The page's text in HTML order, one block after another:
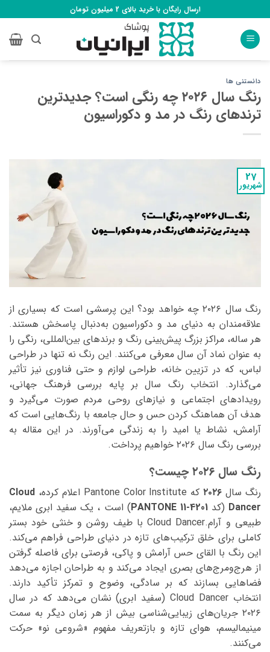
to
content
ارسال رایگان با خرید بالای 2 میلیون تومان
دانستنی ها
رنگ سال ۲۰۲۶ چه رنگی است؟ جدیدترین
ترندهای رنگ در مد و دکوراسیون
27
شهریور
رنگ سال ۲۰۲۶ چه خواهد بود؟ این پرسشی است که بسیاری از
علاقه‌مندان به دنیای مد و دکوراسیون به‌دنبال پاسخش هستند.
هر ساله، مراکز بزرگ پیش‌بینی رنگ و برندهای بین‌المللی، رنگی را
به عنوان نماد آن سال معرفی می‌کنند. این رنگ نه تنها در طراحی
لباس، که در تزیین خانه، طراحی لوازم و حتی فناوری نیز تأثیر
می‌گذارد. انتخاب رنگ سال بر پایه بررسی فرهنگ جهانی،
رویدادهای اجتماعی و نیازهای روحی مردم صورت می‌گیرد و
هدف آن هماهنگ کردن حس و حال جامعه با رنگ‌هایی است که
آرامش، نشاط یا امید را به زندگی می‌آورند. در این مقاله به
بررسی رنگ سال ۲۰۲۶ خواهیم پرداخت.
رنگ سال ۲۰۲۶ چیست؟
رنگ سال ۲۰۲۶که Pantone Color Institute اعلام کرده،
Cloud
Dancer (کدPANTONE 11-4201) است ، یک سفید ابری ملایم،
طبیعی و آرام.Cloud Dancer با طیف روشن و خنثی خود بستر
کاملی برای خلق ترکیب‌های تازه در دنیای طراحی فراهم می‌کند.
این رنگ با القای حس آرامش و پاکی، فرصتی برای فاصله‌ گرفتن
از هرج‌ومرج‌های بصری ایجاد می‌کند و به طراحان اجازه می‌دهد
فضاهایی بسازند که بر سادگی، وضوح و تمرکز تأکید دارند.
انتخاب Cloud Dancer (سفید ابری) نشان می‌دهد که در سال
۲۰۲۶ جریان‌های زیبایی‌شناسی بیش از هر زمان دیگر به سمت
مینیمالیسم، هوای تازه و بازتعریف مفهوم «شروعی نو» حرکت
می‌کنند.